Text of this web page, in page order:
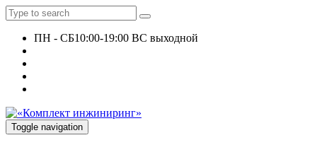
ПН - СБ10:00-19:00 ВС выходной
Toggle navigation